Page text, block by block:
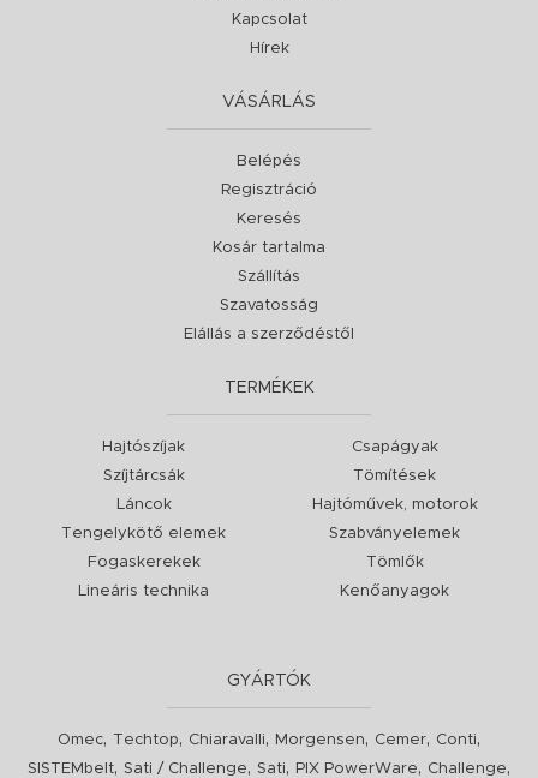
Kapcsolat
Hírek
VÁSÁRLÁS
Belépés
Regisztráció
Keresés
Kosár tartalma
Szállítás
Szavatosság
Elállás a szerződéstől
TERMÉKEK
Hajtószíjak
Szíjtárcsák
Láncok
Tengelykötő elemek
Fogaskerekek
Lineáris technika
Csapágyak
Tömítések
Hajtóművek, motorok
Szabványelemek
Tömlők
Kenőanyagok
GYÁRTÓK
Omec, Techtop, Chiaravalli, Morgensen, Cemer, Conti,
SISTEMbelt, Sati / Challenge, Sati, PIX PowerWare, Challenge,